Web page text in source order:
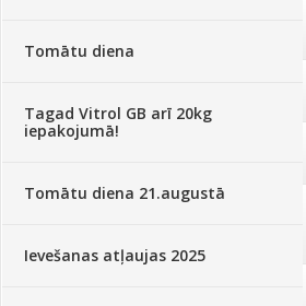
Tomātu diena
Tagad Vitrol GB arī 20kg
iepakojumā!
Tomātu diena 21.augustā
Ievešanas atļaujas 2025